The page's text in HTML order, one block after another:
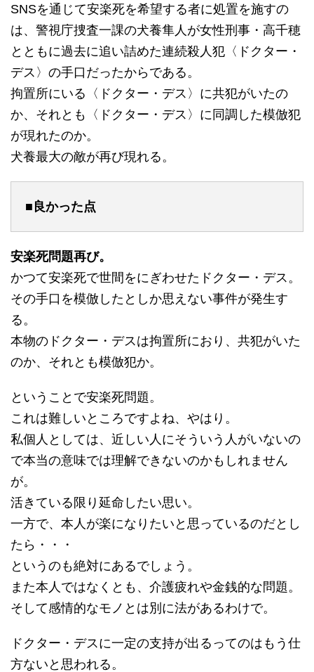
SNSを通じて安楽死を希望する者に処置を施すの
は、警視庁捜査一課の犬養隼人が女性刑事・高千穂
とともに過去に追い詰めた連続殺人犯〈ドクター・
デス〉の手口だったからである。
拘置所にいる〈ドクター・デス〉に共犯がいたの
か、それとも〈ドクター・デス〉に同調した模倣犯
が現れたのか。
犬養最大の敵が再び現れる。
■良かった点
安楽死問題再び。
かつて安楽死で世間をにぎわせたドクター・デス。
その手口を模倣したとしか思えない事件が発生す
る。
本物のドクター・デスは拘置所におり、共犯がいた
のか、それとも模倣犯か。
ということで安楽死問題。
これは難しいところですよね、やはり。
私個人としては、近しい人にそういう人がいないの
で本当の意味では理解できないのかもしれません
が。
活きている限り延命したい思い。
一方で、本人が楽になりたいと思っているのだとし
たら・・・
というのも絶対にあるでしょう。
また本人ではなくとも、介護疲れや金銭的な問題。
そして感情的なモノとは別に法があるわけで。
ドクター・デスに一定の支持が出るってのはもう仕
方ないと思われる。